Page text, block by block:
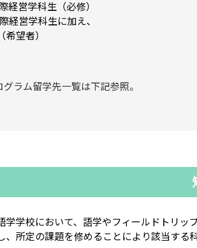
経営学科生（必修）
経営学科生に加え、
望者）
ラム留学先一覧は下記参照。
学学校において、語学やフィールドトリ
、所定の課題を修めることにより該当する